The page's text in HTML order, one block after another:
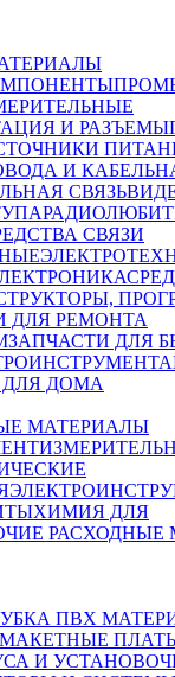
И РАЗЪЕМЫ
И
СВЯЗЬ
СВЯЗИ
ДЛЯ РЕМОНТА
ЗАПЧАСТИ ДЛЯ
ДЛЯ ДОМА
МАТЕРИАЛЫ
ХИМИЯ ДЛЯ
РАСХОДНЫЕ
ПВХ
МАКЕТНЫЕ
И